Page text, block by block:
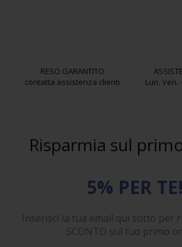
RESO GARANTITO
contatta assistenza clienti
Lun. Ven.
Risparmia sul
5% PER TE!
Inserisci la tua email qui sotto per
SCONTO sul tuo primo